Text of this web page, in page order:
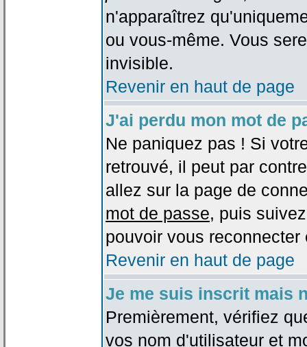
n'apparaîtrez
ou vous-même. Vous
invisible.
Revenir en haut de page
J'ai perdu mon mot de
Ne paniquez pas ! Si
retrouvé, il peut par
allez sur la page de
mot de passe, puis
pouvoir vous
Revenir en haut de page
Je me suis inscrit mais
Premièrement, vérifiez
vos nom d'utilisateur et